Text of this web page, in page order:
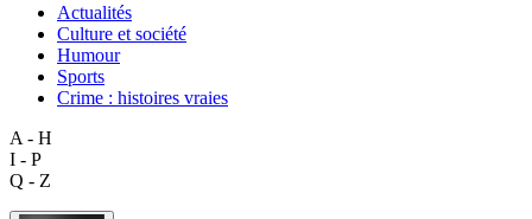
Actualités
Culture et société
Humour
Sports
Crime : histoires vraies
A - H
I - P
Q - Z